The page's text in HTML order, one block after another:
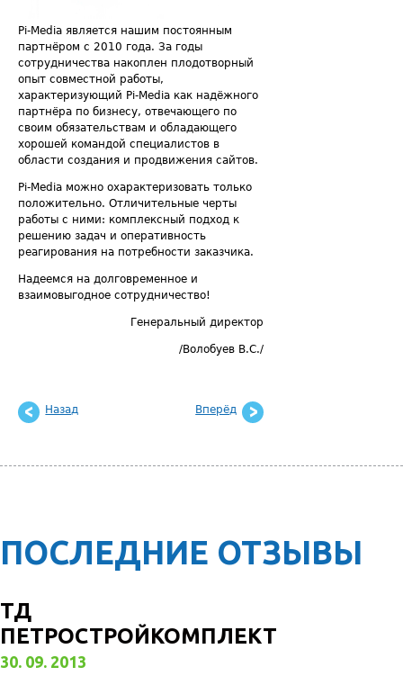
Pi-Media является нашим постоянным
партнёром с 2010 года. За годы
сотрудничества накоплен плодотворный
опыт совместной работы,
характеризующий Pi-Media как надёжного
партнёра по бизнесу, отвечающего по
своим обязательствам и обладающего
хорошей командой специалистов в
области создания и продвижения сайтов.
Pi-Media можно охарактеризовать только
положительно. Отличительные черты
работы с ними: комплексный подход к
решению задач и оперативность
реагирования на потребности заказчика.
Надеемся на долговременное и
взаимовыгодное сотрудничество!
Генеральный директор
/Волобуев В.С./
Назад Вперёд
ПОСЛЕДНИЕ ОТЗЫВЫ
ТД
ПЕТРОСТРОЙКОМПЛЕКТ
30. 09. 2013